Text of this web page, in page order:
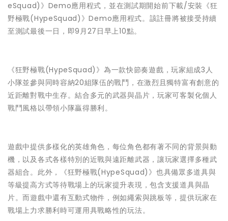
eSquad)》Demo應用程式，並在測試期開始前下載/安裝《狂
野極戰(HypeSquad)》Demo應用程式。該註冊將被接受持續
至測試最後一日，即9月27日早上10點。
《狂野極戰(HypeSquad)》為一款快節奏遊戲，玩家組成3人
小隊並參與同時容納20組隊伍的戰鬥，在激烈且獨特富有創意的
近距離對戰中生存。結合多元的武器與晶片，玩家可客製化個人
戰鬥風格以帶領小隊贏得勝利。
遊戲中提供多樣化的英雄角色，每位角色都有著不同的背景與動
機，以及各式各樣特別的近戰與遠距離武器，讓玩家選擇多種武
器組合。此外，《狂野極戰(HypeSquad)》也具備眾多道具與
等級提高方式等待戰場上的玩家提升表現，包含支援道具與晶
片。而遊戲中還有互動式物件，例如繩索與跳板等，提供玩家在
戰場上力求勝利時可運用具戰略性的玩法。